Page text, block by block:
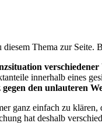
Thema zur
verschiedener
innerhalb eines
gegen den unlauteren
ganz einfach zu klären,
hat deshalb